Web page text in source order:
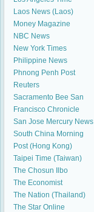
Laos News (Laos)
Money Magazine
NBC News
New York Times
Philippine News
Phnong Penh Post
Reuters
Sacramento Bee San
Francisco Chronicle
San Jose Mercury News
South China Morning
Post (Hong Kong)
Taipei Time (Taiwan)
The Chosun Ilbo
The Economist
The Nation (Thailand)
The Star Online